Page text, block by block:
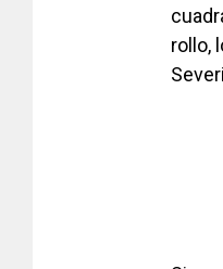
rollo,